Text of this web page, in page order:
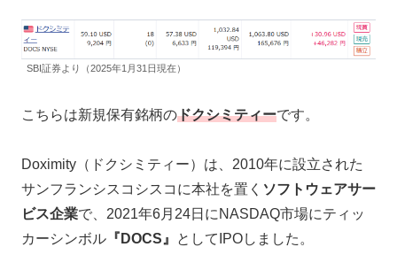
SBI証券より（2025年1月31日現在）
こちらは新規保有銘柄のドクシミティーです。
Doximity（ドクシミティー）は、2010年に設立された
サンフランシスコシスコに本社を置く ソフトウェアサー
ビス企業で、2021年6月24日にNASDAQ市場にティッ
カーシンボル 『DOCS』 としてIPOしました。